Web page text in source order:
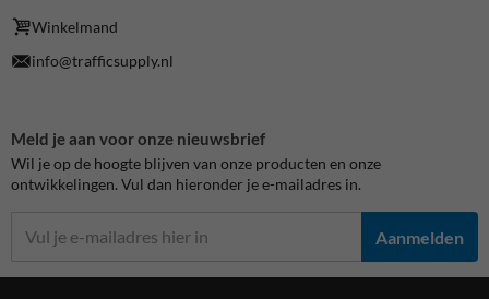
Winkelmand
info@trafficsupply.nl
Meld je aan voor onze nieuwsbrief
Wil je op de hoogte blijven van onze producten en onze
ontwikkelingen. Vul dan hieronder je e-mailadres in.
Aanmelden